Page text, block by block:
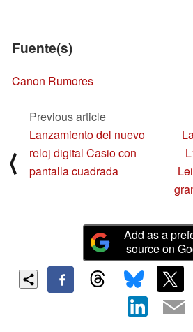
Fuente(s)
Canon Rumores
⟨
Previous article
Lanzamiento del nuevo
reloj digital Casio con
pantalla cuadrada
Add as a
source on